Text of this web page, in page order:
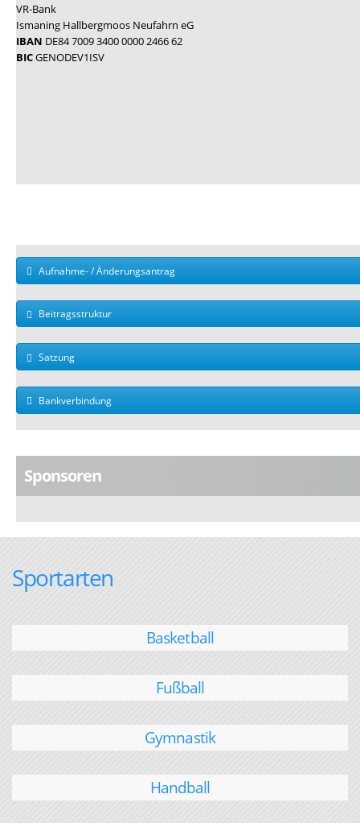
VR-Bank
Ismaning Hallbergmoos Neufahrn eG
IBAN DE84 7009 3400 0000 2466 62
BICGENODEV1ISV
Aufnahme- / Änderungsantrag
Beitragsstruktur
Satzung
Bankverbindung
Sponsoren
Sportarten
Basketball
Fußball
Gymnastik
Handball